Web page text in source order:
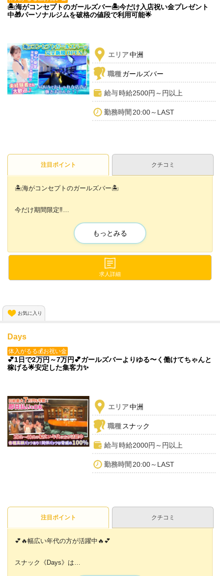
🏝海がコンセプトのガールズバー🏝今だけ入店祝い金プレゼント
中🎁パーソナルジムを破格の値段で利用可能🌟
エリア中洲
職種ガールズバー
給与時給2500円～円以上
勤務時間 20:00～LAST
注目ポイント クチコミ
🏝海がコンセプトのガールズバー🏝
今だけ期間限定‼︎
入店祝い金プレゼント中🎁
パーソナルジムを自社運営しているから✨
ジムが破格の値段で利用可能🌟
面接は女性スタッフが行いますので
もっとみる
求人詳細
お気に入り
Days
体入がるる💰お祝い金
💕1日で2万円～7万円💕ガールズバーよりゆる〜く働けてちゃんと
稼げる🌟安定した集客力✨
エリア中洲
職種スナック
給与時給2000円～円以上
勤務時間 20:00～LAST
注目ポイント クチコミ
💕🔥幅広い年代の方が活躍中🔥💕
スナック《Days》は